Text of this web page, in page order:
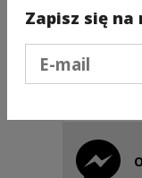
Note, the
Note, the
Zapisz się